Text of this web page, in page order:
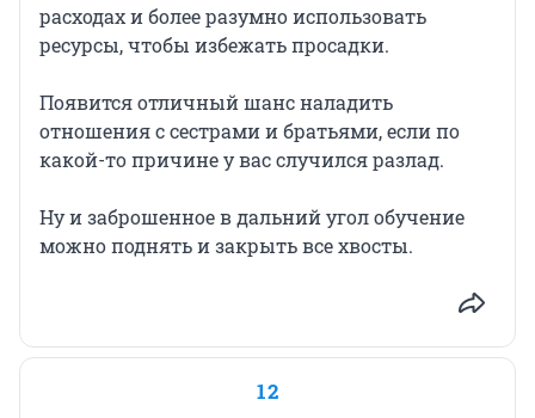
расходах и более разумно использовать
ресурсы, чтобы избежать просадки.
Появится отличный шанс наладить
отношения с сестрами и братьями, если по
какой-то причине у вас случился разлад.
Ну и заброшенное в дальний угол обучение
можно поднять и закрыть все хвосты.
12